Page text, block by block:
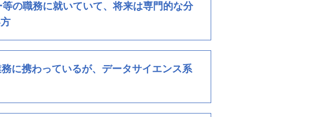
の職務に就いていて、将来は専門的な分
に携わっているが、データサイエンス系